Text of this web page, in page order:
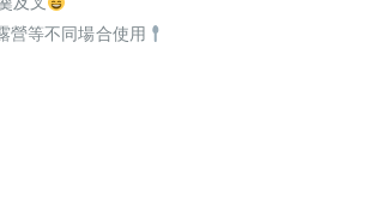
營等不同場合使用